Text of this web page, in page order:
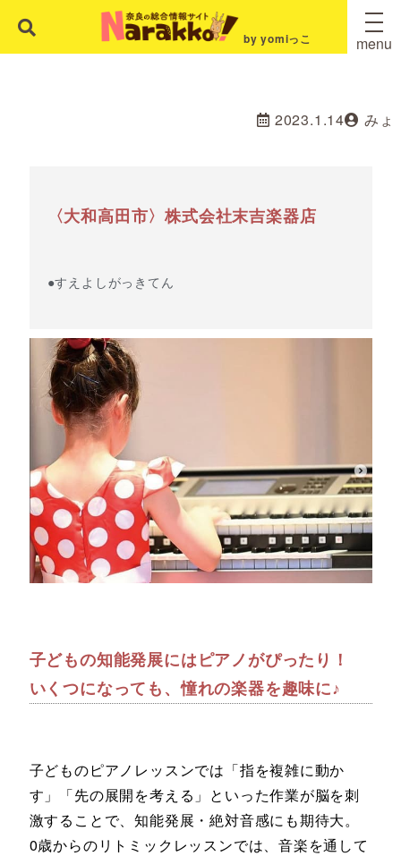
by yomiっこ menu
2023.1.14 みょ
〈大和高田市〉株式会社末吉楽器店
●すえよしがっきてん
子どもの知能発展にはピアノがぴったり！
いくつになっても、憧れの楽器を趣味に♪
子どものピアノレッスンでは「指を複雑に動か
す」「先の展開を考える」といった作業が脳を刺
激することで、知能発展・絶対音感にも期待大。
0歳からのリトミックレッスンでは、音楽を通して